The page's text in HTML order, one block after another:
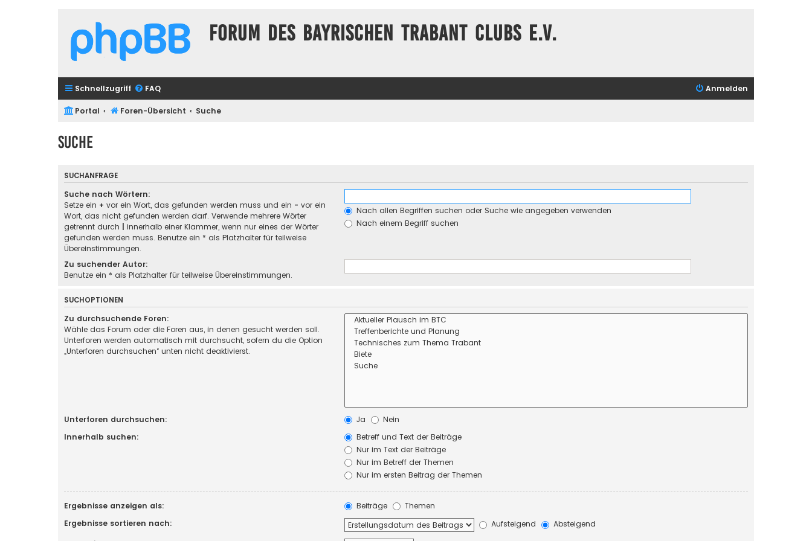
Forum des Bayrischen Trabant Clubs e.V.
Schnellzugriff FAQ Anmelden
Portal Foren-Übersicht Suche
Suche
SUCHANFRAGE
Suche nach Wörtern:
Setze ein + vor ein Wort, das gefunden werden muss und ein - vor ein
Wort, das nicht gefunden werden darf. Verwende mehrere Wörter
getrennt durch
innerhalb einer Klammer, wenn nur eines der Wörter
gefunden werden muss. Benutze ein * als Platzhalter für teilweise
Übereinstimmungen.
Nach allen Begriffen suchen oder Suche wie angegeben verwenden
Nach einem Begriff suchen
Zu suchender Autor:
Benutze ein * als Platzhalter für teilweise Übereinstimmungen.
SUCHOPTIONEN
Zu durchsuchende Foren:
Wähle das Forum oder die Foren aus, in denen gesucht werden soll.
Unterforen werden automatisch mit durchsucht, sofern du die Option
„Unterforen durchsuchen“ unten nicht deaktivierst.
Unterforen durchsuchen: Ja
Nein
Innerhalb suchen:
Betreff und Text der Beiträge
Nur im Text der Beiträge
Nur im Betreff der Themen
Nur im ersten Beitrag der Themen
Ergebnisse anzeigen als: Beiträge
Themen
Ergebnisse sortieren nach:
Aufsteigend
Absteigend